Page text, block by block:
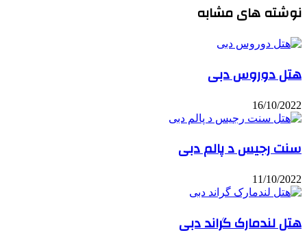
نوشته های مشابه
هتل دوروس دبی
16/10/2022
سنت رجیس د پالم دبی
11/10/2022
هتل لندمارک گراند دبی